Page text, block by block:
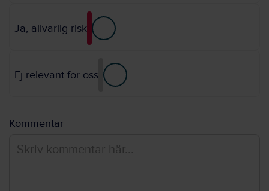
Ja, allvarlig risk
Ej relevant för oss
Kommentar